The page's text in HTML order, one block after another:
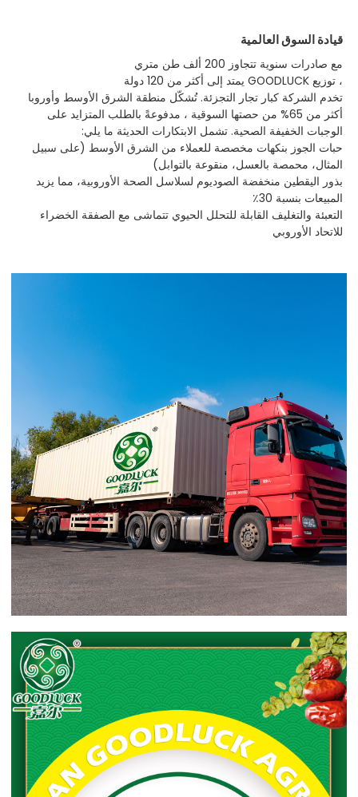
قيادة السوق العالمية
مع صادرات سنوية تتجاوز 200 ألف طن متري
، توزيع GOODLUCK يمتد إلى أكثر من 120 دولة
تخدم الشركة كبار تجار التجزئة. تُشكّل منطقة الشرق الأوسط وأوروبا
أكثر من 65% من حصتها السوقية
، مدفوعةً بالطلب المتزايد على
الوجبات الخفيفة الصحية. تشمل الابتكارات الحديثة ما يلي:
حبات الجوز بنكهات مخصصة للعملاء من الشرق الأوسط (على سبيل
المثال، محمصة بالعسل، منقوعة بالتوابل)
بذور اليقطين منخفضة الصوديوم لسلاسل الصحة الأوروبية، مما يزيد
المبيعات بنسبة 30٪
التعبئة والتغليف القابلة للتحلل الحيوي تتماشى مع الصفقة الخضراء
للاتحاد الأوروبي